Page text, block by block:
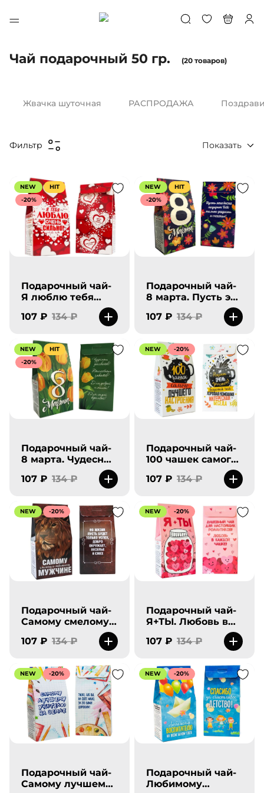
Чай подарочный 50 гр. (20 товаров)
Жвачка шуточная РАСПРОДАЖА
Фильтр Показать
NEW
HIT
-20%
Подарочный чай-
Я люблю тебя
107 ₽ 134 ₽
NEW
HIT
-20%
Подарочный чай-
8 марта. Пусть эта
тебе только
107 ₽ 134 ₽
NEW
HIT
-20%
Подарочный чай-
8 марта. Чудесных
107 ₽ 134 ₽
NEW -20%
Подарочный чай-
100 чашек самого
настроения.
107 ₽ 134 ₽
NEW -20%
Подарочный чай-
Самому смелому
мужчине.
107 ₽ 134 ₽
NEW -20%
Подарочный чай-
Я+ТЫ. Любовь в
107 ₽ 134 ₽
NEW -20%
Подарочный чай-
Самому лучшему
NEW -20%
Подарочный чай-
Любимому